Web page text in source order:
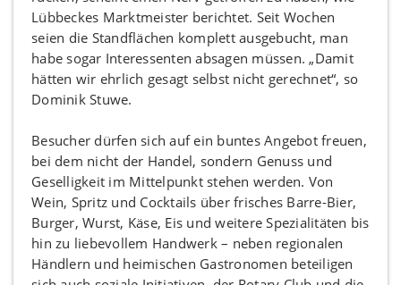
Lübbeckes Marktmeister berichtet. Seit Wochen
seien die Standflächen komplett ausgebucht, man
habe sogar Interessenten absagen müssen. „Damit
hätten wir ehrlich gesagt selbst nicht gerechnet“, so
Dominik Stuwe.
Besucher dürfen sich auf ein buntes Angebot freuen,
bei dem nicht der Handel, sondern Genuss und
Geselligkeit im Mittelpunkt stehen werden. Von
Wein, Spritz und Cocktails über frisches Barre-Bier,
Burger, Wurst, Käse, Eis und weitere Spezialitäten bis
hin zu liebevollem Handwerk – neben regionalen
Händlern und heimischen Gastronomen beteiligen